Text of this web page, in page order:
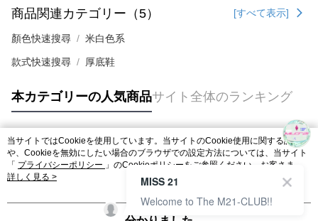
商品関連カテゴリー（5） [すべて表示]
顏色快速搜尋 米白色系
款式快速搜尋 厚底鞋
本カテゴリーの人気商品サイト全体のランキング
人気タグ
当サイトではCookieを使用しています。当サイトのCookie使用に関する詳細
や、Cookieを無効にしたい場合のブラウザでの設定方法については、当サイト
「 プライバシーポリシー 」のCookieポリシーをご参照ください。お客さま
が、当サイトを引き続き使用される場合、当社がサイト利用規約のCookieポリ
詳しく見る >
MISS 21
Welcome to The M21-CLUB!!